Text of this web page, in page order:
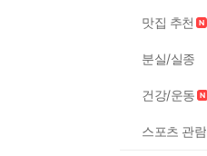
맛집 추천
분실/실종
건강/운동
스포츠 관람